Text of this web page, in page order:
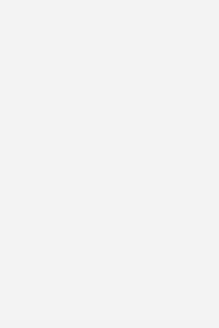
aktuell über die Anforderungen an
die aktuelle Überarbeitung der
War es aufgrund von
Tiefenbegrenzung auf den
einem faktischen Bohrstopp gekommen,
der Einführung der Qualitätssicherung
ab 1. Oktober 2011 wieder aufgenommen
Anforderungen:
Versicherung in Höhe 1 Million
Haftpflichtversicherung mit mind. 5 Mil­lio­
und Arteserversicherung
Bauüberwachung durch geeignete
und Sachverständige angepasst
Baden-Württemberg